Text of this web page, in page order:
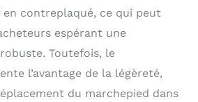
chute.
Poids de
seulement 5,7 kg avec
poignées intégrées de
chaque côté, facile et
pratique pour les
enfants de déplacer le
tabouret
contreplaqué, ce qui peut
espérant une
Toutefois, le
l’avantage de la légèreté,
du marchepied dans